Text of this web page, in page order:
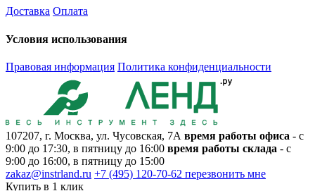
Доставка Оплата
Условия использования
Правовая информация Политика конфиденциальности
107207, г. Москва, ул. Чусовская, 7А время работы офиса - с
9:00 до 17:30, в пятницу до 16:00 время работы склада - с
9:00 до 16:00, в пятницу до 15:00
zakaz@instrland.ru +7 (495) 120-70-62 перезвонить мне
Купить в 1 клик